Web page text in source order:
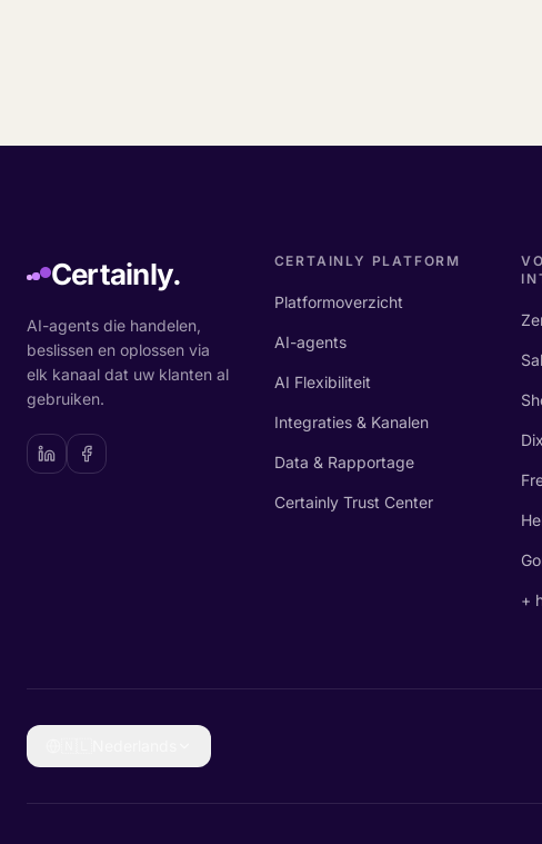
Certainly.
AI-agents die handelen,
beslissen en oplossen via
elk kanaal dat uw klanten al
gebruiken.
CERTAINLY PLATFORM
Platformoverzicht
AI-agents
AI Flexibiliteit
Integraties & Kanalen
Data & Rapportage
Certainly Trust Center
+